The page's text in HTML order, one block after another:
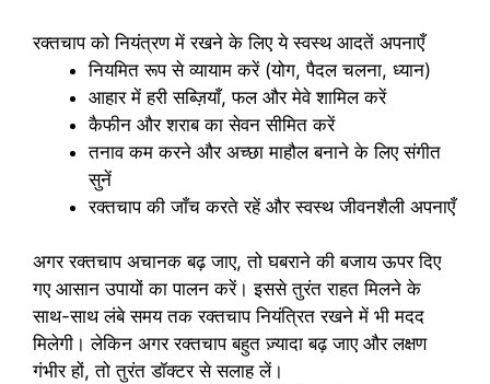
रक्तचाप को नियंत्रण में रखने के लिए ये स्वस्थ आदतें अपनाएँ
नियमित रूप से व्यायाम करें (योग, पैदल चलना, ध्यान)
आहार में हरी सब्ज़ियाँ, फल और मेवे शामिल करें
कैफीन और शराब का सेवन सीमित करें
तनाव कम करने और अच्छा माहौल बनाने के लिए संगीत
सुनें
रक्तचाप की जाँच करते रहें और स्वस्थ जीवनशैली अपनाएँ
अगर रक्तचाप अचानक बढ़ जाए, तो घबराने की बजाय ऊपर दिए
गए आसान उपायों का पालन करें। इससे तुरंत राहत मिलने के
साथ-साथ लंबे समय तक रक्तचाप नियंत्रित रखने में भी मदद
मिलेगी। लेकिन अगर रक्तचाप बहुत ज़्यादा बढ़ जाए और लक्षण
गंभीर हों, तो तुरंत डॉक्टर से सलाह लें।